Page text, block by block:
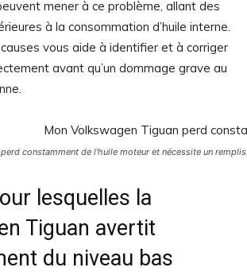
mener à ce problème, allant des
à la consommation d’huile interne.
vous aide à identifier et à corriger
avant qu’un dommage grave au
constamment de l’huile moteur et nécessite un
lesquelles la
Tiguan avertit
du niveau bas